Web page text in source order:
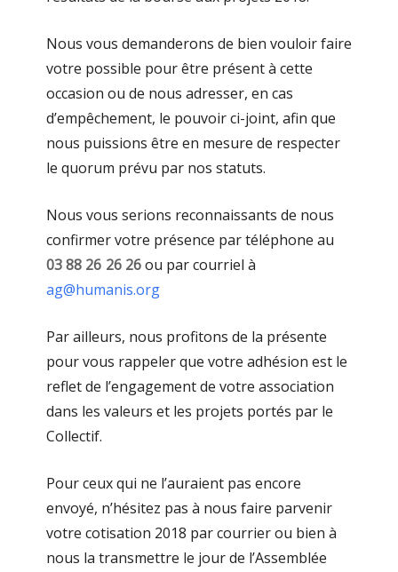
Nous vous demanderons de bien vouloir faire
votre possible pour être présent à cette
occasion ou de nous adresser, en cas
d’empêchement, le pouvoir ci-joint, afin que
nous puissions être en mesure de respecter
le quorum prévu par nos statuts.
Nous vous serions reconnaissants de nous
confirmer votre présence par téléphone au
03 88 26 26 26ou par courriel à
ag@humanis.org
Par ailleurs, nous profitons de la présente
pour vous rappeler que votre adhésion est le
reflet de l’engagement de votre association
dans les valeurs et les projets portés par le
Collectif.
Pour ceux qui ne l’auraient pas encore
envoyé, n’hésitez pas à nous faire parvenir
votre cotisation 2018 par courrier ou bien à
nous la transmettre le jour de l’Assemblée